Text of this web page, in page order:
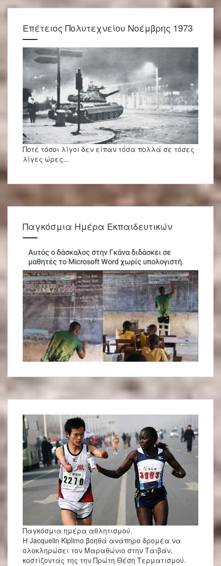
Επέτειος Πολυτεχνείου Νοέμβρης 1973
Ποτέ τόσοι λίγοι δεν είπαν τόσα πολλά σε τόσες
λίγες ώρες...
Παγκόσμια Ημέρα Εκπαιδευτικών
Παγκόσμια ημέρα αθλητισμού.
Η Jacquelin Kiplimo βοηθά ανάπηρο δρομέα να
ολοκληρώσει τον Μαραθώνιο στην Ταιβάν,
κοστίζοντάς της την Πρώτη Θέση Τερματισμού.